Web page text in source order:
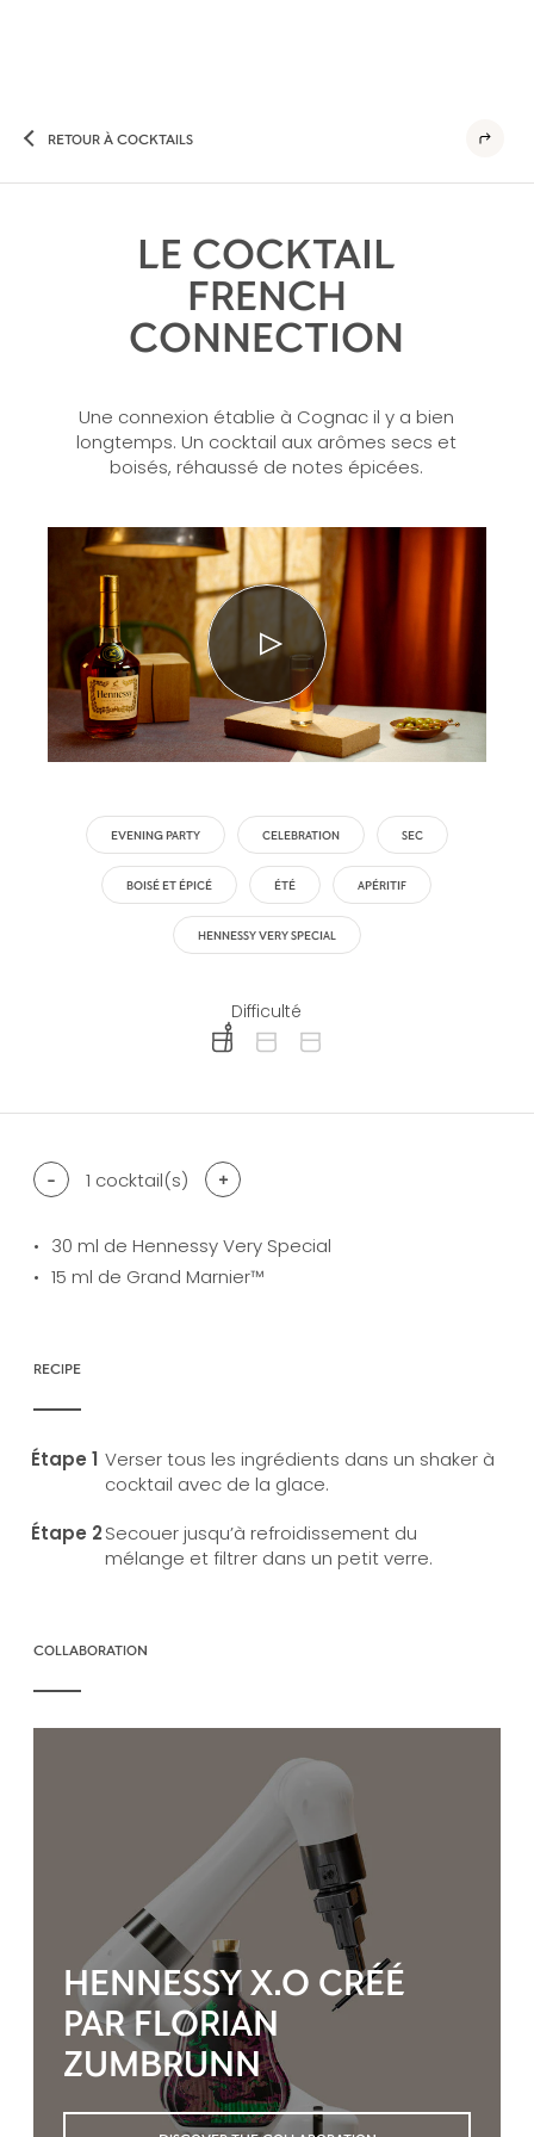
RETOUR À COCKTAILS
LE COCKTAIL
FRENCH
CONNECTION
Une connexion établie à Cognac il y a bien
longtemps. Un cocktail aux arômes secs et
boisés, réhaussé de notes épicées.
EVENING PARTY CELEBRATION SEC
BOISÉ ET ÉPICÉ ÉTÉ APÉRITIF
HENNESSY VERY SPECIAL
Difficulté
difficulty level: easy
- 1 cocktail(s) +
30 ml de Hennessy Very Special
15 ml de Grand Marnier™
RECIPE
Verser tous les ingrédients dans un shaker à
cocktail avec de la glace.
Secouer jusqu’à refroidissement du
mélange et filtrer dans un petit verre.
COLLABORATION
HENNESSY X.O CRÉÉ
PAR FLORIAN
ZUMBRUNN